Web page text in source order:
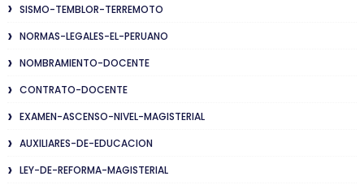
SISMO-TEMBLOR-TERREMOTO
NORMAS-LEGALES-EL-PERUANO
NOMBRAMIENTO-DOCENTE
CONTRATO-DOCENTE
EXAMEN-ASCENSO-NIVEL-MAGISTERIAL
AUXILIARES-DE-EDUCACION
LEY-DE-REFORMA-MAGISTERIAL